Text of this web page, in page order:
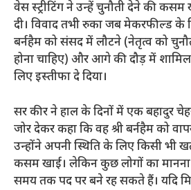
वेस स्ट्रीटिंग ने उन्हें चुनौती देने की
दी। विवाद तभी रुका जब मेकरफील्ड के
बर्नहैम को संसद में लौटने (नेतृत्व को
होना चाहिए) और आगे की दौड़ में
लिए इस्तीफा दे दिया।
सर कीर ने हाल के दिनों में एक बहादुर
जोर देकर कहा कि वह श्री बर्नहैम को
उन्होंने अपनी स्थिति के लिए किसी भी
कसम खाई। लेकिन कुछ लोगों का मानना ​​है
समय तक पद पर बने रह सकते हैं। यदि